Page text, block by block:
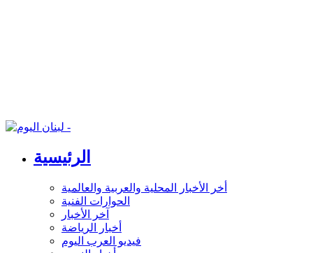
الرئيسية
أخر الأخبار المحلية والعربية والعالمية
الحوارات الفنية
آخر الأخبار
أخبار الرياضة
فيديو العرب اليوم